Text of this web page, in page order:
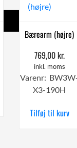
Bærearm (højre)
769,00kr.
inkl. moms
Varenr:
X3-190H
Tilføj til kurv